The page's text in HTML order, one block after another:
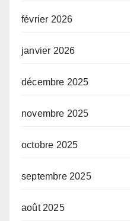
février 2026
janvier 2026
décembre 2025
novembre 2025
octobre 2025
septembre 2025
août 2025